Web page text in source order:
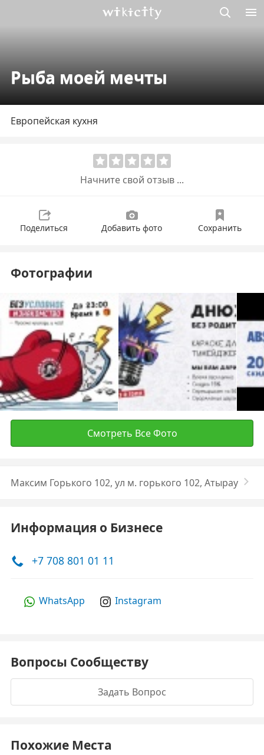
Рыба моей мечты
Европейская кухня
Начните свой отзыв ...
Поделиться Добавить фото Сохранить
Фотографии
Смотреть Все Фото
Максим Горького 102, ул м. горького 102, Атырау
Информация о Бизнесе
+7 708 801 01 11
WhatsApp Instagram
Вопросы Сообществу
Задать Вопрос
Похожие Места